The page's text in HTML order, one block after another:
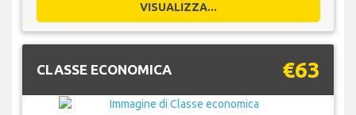
VISUALIZZA...
CLASSE ECONOMICA €63